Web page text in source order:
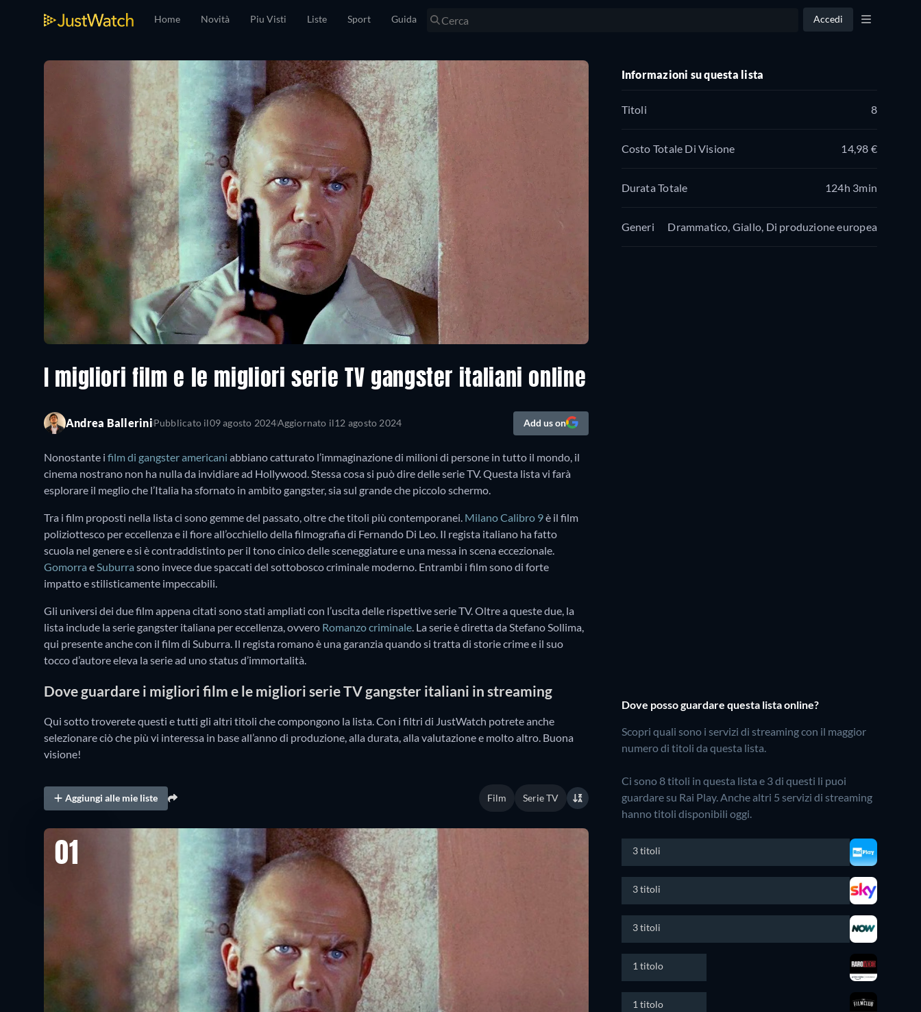
Home Novità Piu Visti Liste Sport Guida Accedi
I migliori film e le migliori serie TV gangster italiani online
Andrea BalleriniPubblicato il09 agosto 2024Aggiornato il12 agosto 2024 Add us on
Nonostante i film di gangster americani abbiano catturato l’immaginazione di milioni di persone in tutto il mondo, il
cinema nostrano non ha nulla da invidiare ad Hollywood. Stessa cosa si può dire delle serie TV. Questa lista vi farà
esplorare il meglio che l’Italia ha sfornato in ambito gangster, sia sul grande che piccolo schermo.
Tra i film proposti nella lista ci sono gemme del passato, oltre che titoli più contemporanei. Milano Calibro 9è il film
poliziottesco per eccellenza e il fiore all’occhiello della filmografia di Fernando Di Leo. Il regista italiano ha fatto
scuola nel genere e si è contraddistinto per il tono cinico delle sceneggiature e una messa in scena eccezionale.
Gomorra eSuburra sono invece due spaccati del sottobosco criminale moderno. Entrambi i film sono di forte
impatto e stilisticamente impeccabili.
Gli universi dei due film appena citati sono stati ampliati con l’uscita delle rispettive serie TV. Oltre a queste due, la
lista include la serie gangster italiana per eccellenza, ovvero Romanzo criminale. La serie è diretta da Stefano Sollima,
qui presente anche con il film di Suburra. Il regista romano è una garanzia quando si tratta di storie crime e il suo
tocco d’autore eleva la serie ad uno status d’immortalità.
Dove guardare i migliori film e le migliori serie TV gangster italiani in streaming
Qui sotto troverete questi e tutti gli altri titoli che compongono la lista. Con i filtri di JustWatch potrete anche
selezionare ciò che più vi interessa in base all’anno di produzione, alla durata, alla valutazione e molto altro. Buona
visione!
Aggiungi alle mie liste Film Serie TV
01
Informazioni su questa lista
Titoli 8
Costo Totale Di Visione 14,98 €
Durata Totale 124h 3min
Generi Drammatico, Giallo, Di produzione europea
Dove posso guardare questa lista online?
Scopri quali sono i servizi di streaming con il maggior
numero di titoli da questa lista.
Ci sono 8 titoli in questa lista e 3 di questi li puoi
guardare su Rai Play.Anche altri 5 servizi di streaming
hanno titoli disponibili oggi.
3 titoli
3 titoli
3 titoli
1 titolo
1 titolo